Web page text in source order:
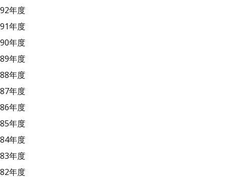
92年度
91年度
90年度
89年度
88年度
87年度
86年度
85年度
84年度
83年度
82年度